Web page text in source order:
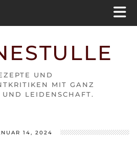
UND
MIT GANZ
LEIDENSCHAFT.
14, 2024